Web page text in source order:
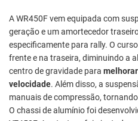
A WR450F vem equipada com
geração e um amortecedor
especificamente para rally. O
frente e na traseira, diminuindo a
centro de gravidade para
velocidade. Além disso, a
manuais de compressão,
O chassi de alumínio foi